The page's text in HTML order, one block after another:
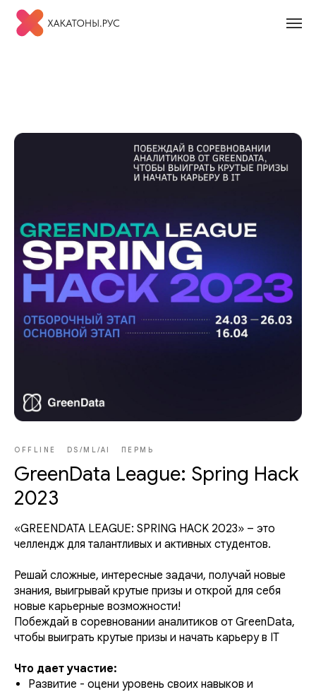
OFFLINE DS/ML/AI ПЕРМЬ
GreenData League: Spring Hack
2023
«GREENDATA LEAGUE: SPRING HACK 2023» – это
челлендж для талантливых и активных студентов.
Решай сложные, интересные задачи, получай новые
знания, выигрывай крутые призы и открой для себя
новые карьерные возможности!
Побеждай в соревновании аналитиков от GreenData,
чтобы выиграть крутые призы и начать карьеру в IT
Что дает участие:
Развитие - оцени уровень своих навыков и